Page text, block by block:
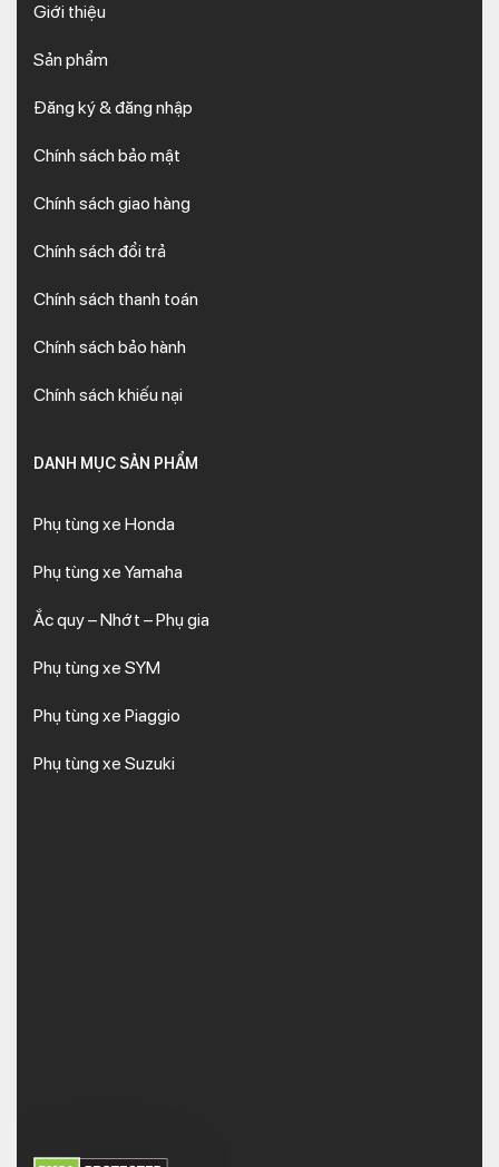
Giới thiệu
Sản phẩm
Đăng ký & đăng nhập
Chính sách bảo mật
Chính sách giao hàng
Chính sách đổi trả
Chính sách thanh toán
Chính sách bảo hành
Chính sách khiếu nại
DANH MỤC SẢN PHẨM
Phụ tùng xe Honda
Phụ tùng xe Yamaha
Ắc quy – Nhớt – Phụ gia
Phụ tùng xe SYM
Phụ tùng xe Piaggio
Phụ tùng xe Suzuki